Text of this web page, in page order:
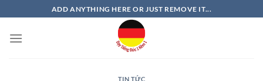
qua
nội
ADD ANYTHING HERE OR JUST REMOVE IT...
TIN TỨC